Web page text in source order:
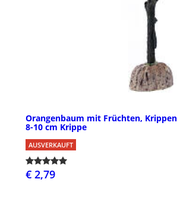
Orangenbaum mit Früchten,
8-10 cm Krippe
AUSVERKAUFT
€ 2,79